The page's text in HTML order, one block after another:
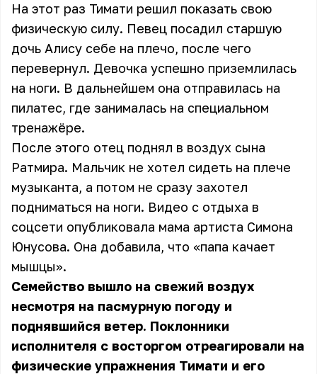
На этот раз Тимати решил показать свою
физическую силу. Певец посадил старшую
дочь Алису себе на плечо, после чего
перевернул. Девочка успешно приземлилась
на ноги. В дальнейшем она отправилась на
пилатес, где занималась на специальном
тренажёре.
После этого отец поднял в воздух сына
Ратмира. Мальчик не хотел сидеть на плече
музыканта, а потом не сразу захотел
подниматься на ноги. Видео с отдыха в
соцсети опубликовала мама артиста Симона
Юнусова. Она добавила, что «папа качает
мышцы».
Семейство вышло на свежий воздух
несмотря на пасмурную погоду и
поднявшийся ветер. Поклонники
исполнителя с восторгом отреагировали на
физические упражнения Тимати и его